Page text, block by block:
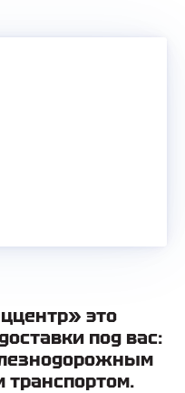
это
под вас:
транспортом.